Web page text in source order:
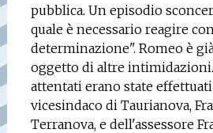
pubblica. Un episodio
quale è necessario reagire
determinazione". Romeo è
oggetto di altre
attentati erano state
vicesindaco di Taurianova,
Terranova, e dell'assessore